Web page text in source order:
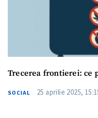
Trecerea frontierei: ce
SOCIAL 25 aprilie 2025,